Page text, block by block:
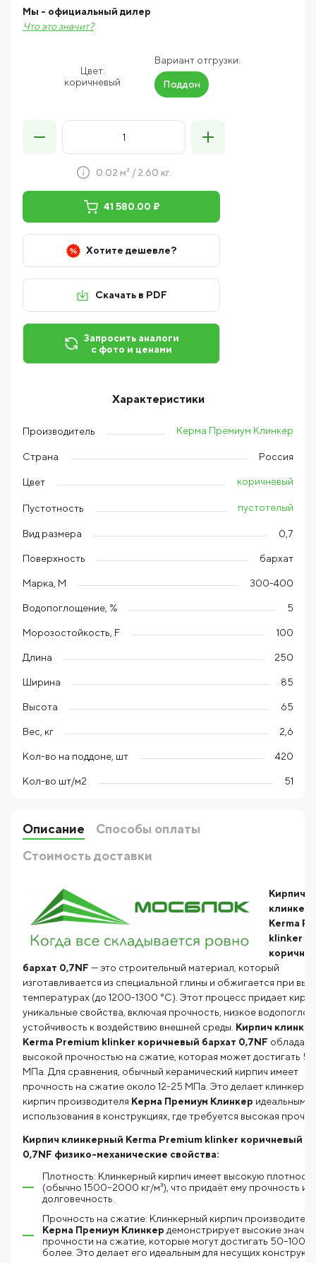
Цвет:
коричневый
Вариант отгрузки:
Поддон
Мы - официальный дилер
Что это значит?
0.02 м² / 2.60 кг.
41 580.00 ₽
Хотите дешевле?
Скачать в PDF
Запросить аналоги
с фото и ценами
Характеристики
Производитель Керма Премиум Клинкер
Страна Россия
Цвет коричневый
Пустотность пустотелый
Вид размера 0,7
Поверхность бархат
Марка, М 300-400
Водопоглощение, % 5
Морозостойкость, F 100
Длина 250
Ширина 85
Высота 65
Вес, кг 2,6
Кол-во на поддоне, шт 420
Кол-во шт/м2 51
Описание
Способы оплаты
Стоимость доставки
Кирпич
Kerma
klinker
бархат 0,7NF — это строительный материал, который
изготавливается из специальной глины и обжигается при
температурах (до 1200-1300 °C). Этот процесс придает
уникальные свойства, включая прочность, низкое
устойчивость к воздействию внешней среды. Кирпич
Kerma Premium klinker коричневый бархат 0,7NF обладает
высокой прочностью на сжатие, которая может достигать
МПа. Для сравнения, обычный керамический кирпич имеет
прочность на сжатие около 12-25 МПа. Это делает
кирпич производителя Керма Премиум Клинкер идеальным
использования в конструкциях, где требуется высокая
Кирпич клинкерный Kerma Premium klinker коричневый
0,7NF физико-механические свойства:
Плотность: Клинкерный кирпич имеет высокую плотность
(обычно 1500–2000 кг/м³), что придаёт ему прочность и
долговечность.
Прочность на сжатие: Клинкерный кирпич производителя
Керма Премиум Клинкер демонстрирует высокие
прочности на сжатие, которые могут достигать 50–100
более. Это делает его идеальным для несущих